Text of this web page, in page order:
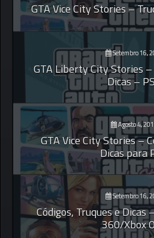
GTA Vice City Stories –
Setembro 16,
GTA Liberty City Stories –
Dicas –
Agosto 4,
GTA Vice City Stories –
Dicas para
Setembro 16,
Códigos, Truques e Dicas
360/Xbox